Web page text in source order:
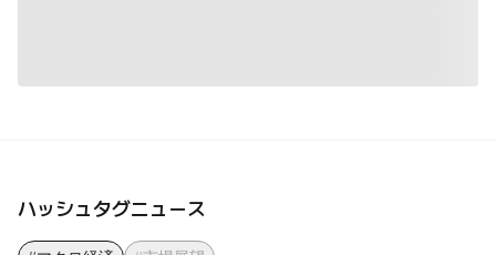
ハッシュタグニュース